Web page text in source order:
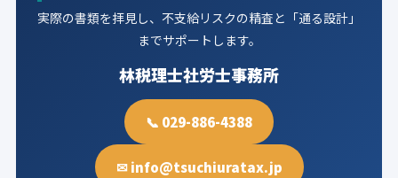
実際の書類を拝見し、不支給リスクの精査と「通る設計」
までサポートします。
林税理士社労士事務所
📞 029-886-4388
✉ info@tsuchiuratax.jp